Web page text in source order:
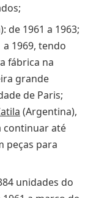
de 1961 a 1963;
a 1969, tendo
fábrica na
grande
de Paris;
(Argentina),
continuar até
peças para
unidades do